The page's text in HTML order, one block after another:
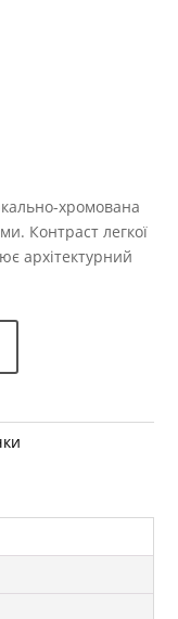
хромована
Контраст легкої
архітектурний